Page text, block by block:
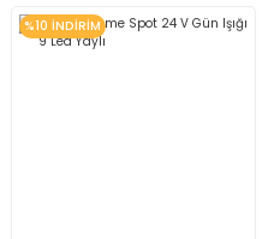
%10 İNDİRİM